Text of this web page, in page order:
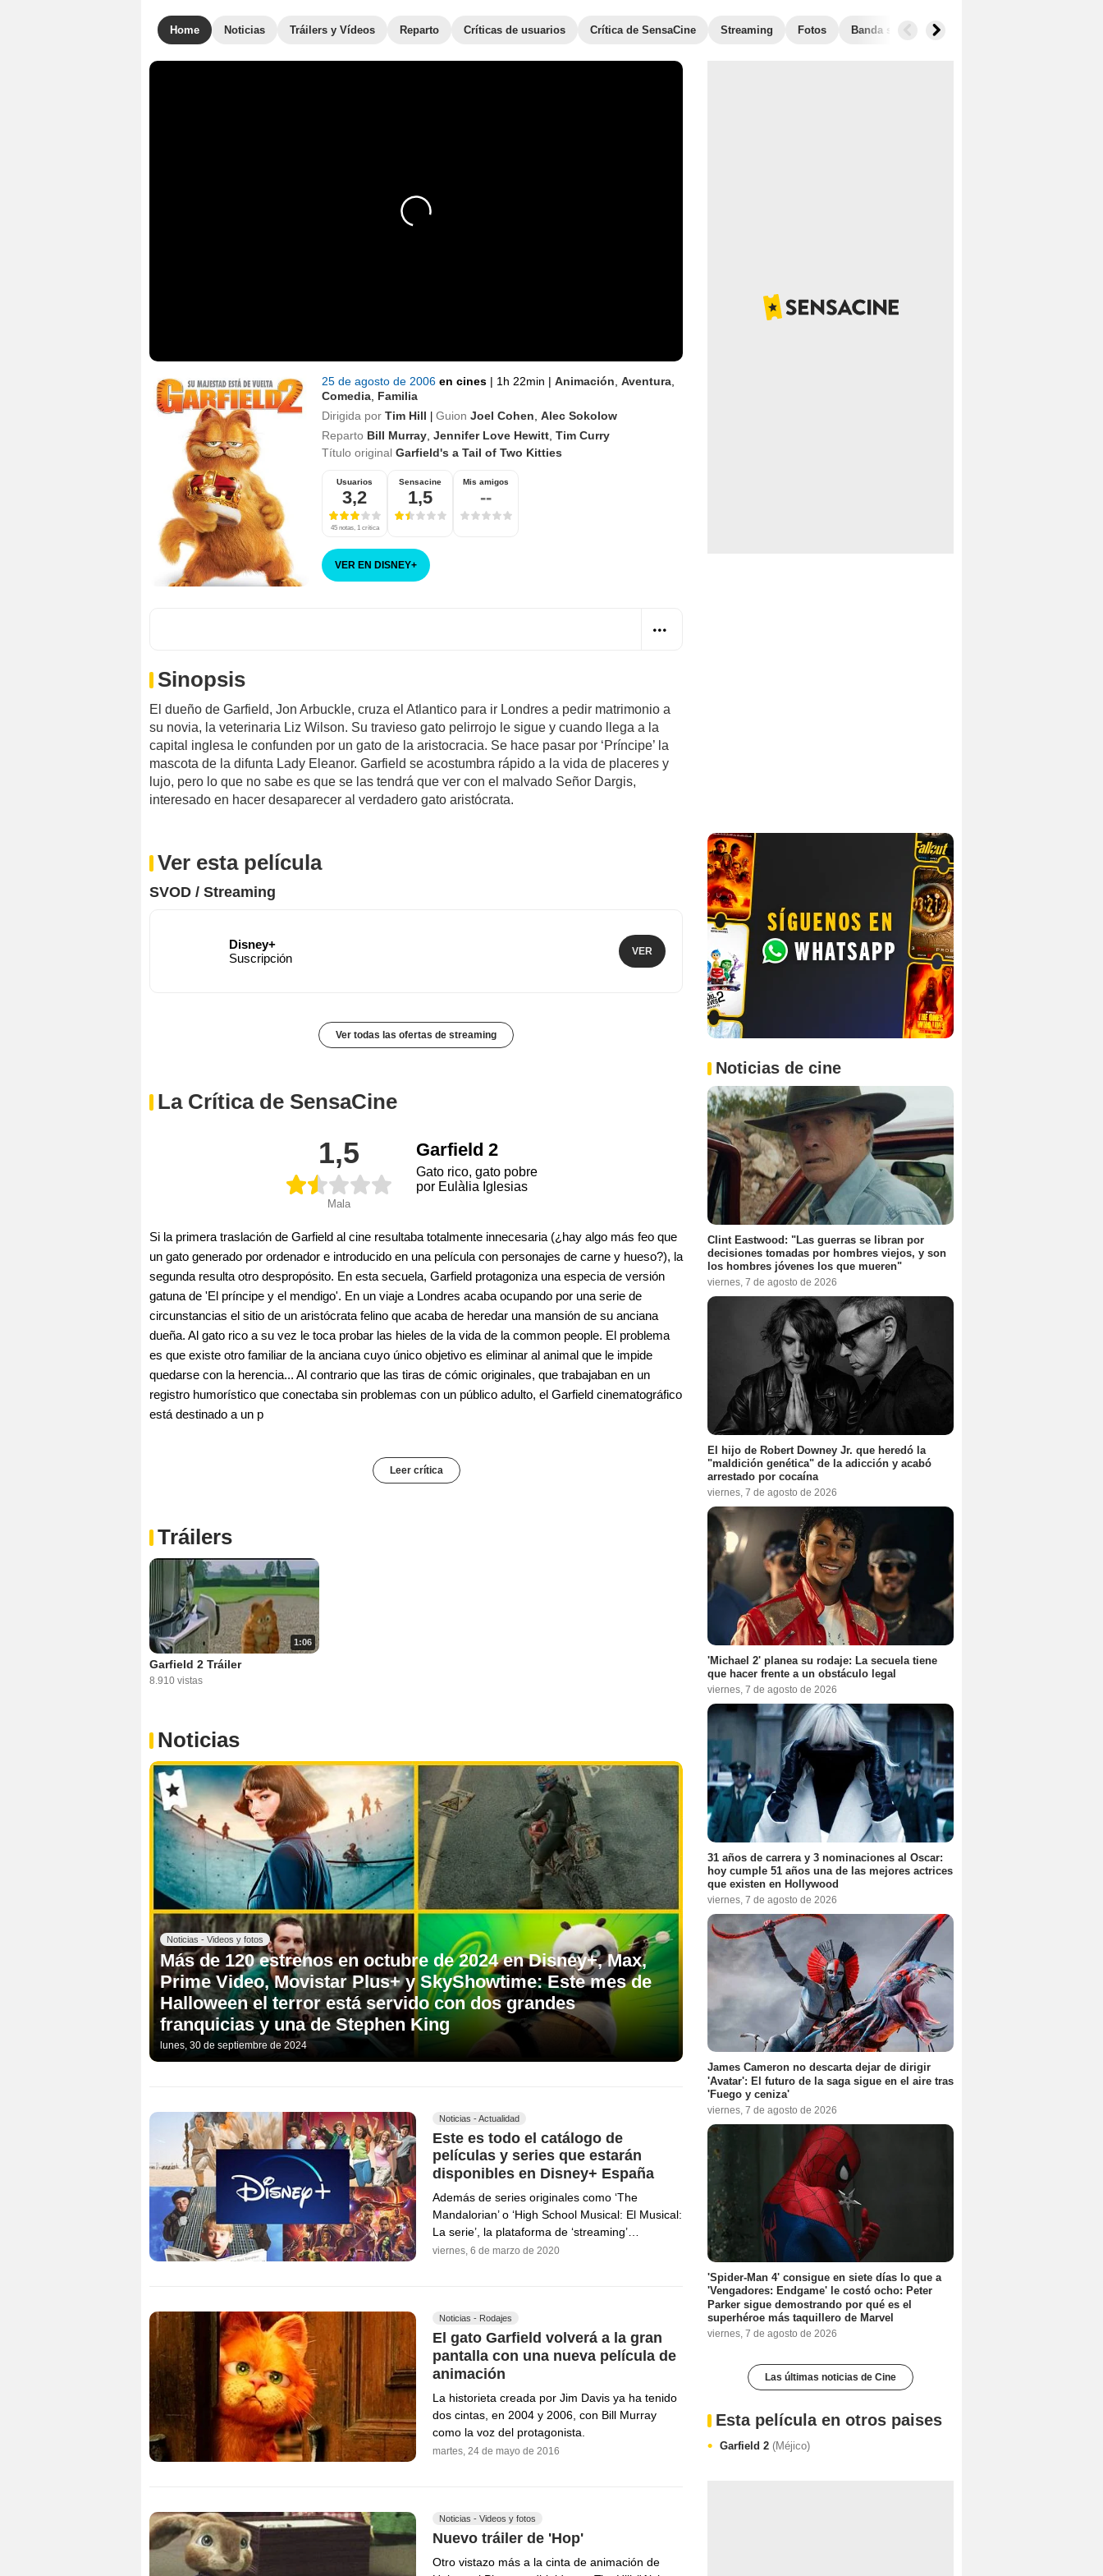
Home Noticias Tráilers y Vídeos Reparto Críticas de usuarios Crítica de SensaCine Streaming Fotos Banda sonora
25 de agosto de 2006 en cines | 1h 22min | Animación Aventura
Comedia Familia
Dirigida por Tim Hill | Guion Joel Cohen Alec Sokolow
Reparto Bill Murray Jennifer Love Hewitt Tim Curry
Título original Garfield's a Tail of Two Kitties
Usuarios
3,2
45 notas, 1 crítica
Sensacine
1,5
Mis amigos
--
VER EN DISNEY+
Sinopsis
El dueño de Garfield, Jon Arbuckle, cruza el Atlantico para ir Londres a pedir matrimonio a
su novia, la veterinaria Liz Wilson. Su travieso gato pelirrojo le sigue y cuando llega a la
capital inglesa le confunden por un gato de la aristocracia. Se hace pasar por ‘Príncipe’ la
mascota de la difunta Lady Eleanor. Garfield se acostumbra rápido a la vida de placeres y
lujo, pero lo que no sabe es que se las tendrá que ver con el malvado Señor Dargis,
interesado en hacer desaparecer al verdadero gato aristócrata.
Ver esta película
SVOD / Streaming
Disney+
Suscripción
VER
Ver todas las ofertas de streaming
La Crítica de SensaCine
1,5
Mala
Garfield 2
Gato rico, gato pobre
por Eulàlia Iglesias
Si la primera traslación de Garfield al cine resultaba totalmente innecesaria (¿hay algo más feo que
un gato generado por ordenador e introducido en una película con personajes de carne y hueso?), la
segunda resulta otro despropósito. En esta secuela, Garfield protagoniza una especia de versión
gatuna de 'El príncipe y el mendigo'. En un viaje a Londres acaba ocupando por una serie de
circunstancias el sitio de un aristócrata felino que acaba de heredar una mansión de su anciana
dueña. Al gato rico a su vez le toca probar las hieles de la vida de la common people. El problema
es que existe otro familiar de la anciana cuyo único objetivo es eliminar al animal que le impide
quedarse con la herencia... Al contrario que las tiras de cómic originales, que trabajaban en un
registro humorístico que conectaba sin problemas con un público adulto, el Garfield cinematográfico
está destinado a un p
Leer crítica
Tráilers
1:06
Garfield 2 Tráiler
8.910 vistas
Noticias
Noticias - Videos y fotos
Más de 120 estrenos en octubre de 2024 en Disney+, Max,
Prime Video, Movistar Plus+ y SkyShowtime: Este mes de
Halloween el terror está servido con dos grandes
franquicias y una de Stephen King
lunes, 30 de septiembre de 2024
Noticias - Actualidad
Este es todo el catálogo de
películas y series que estarán
disponibles en Disney+ España
Además de series originales como ‘The
Mandalorian’ o ‘High School Musical: El Musical:
La serie’, la plataforma de ‘streaming’…
viernes, 6 de marzo de 2020
Noticias - Rodajes
El gato Garfield volverá a la gran
pantalla con una nueva película de
animación
La historieta creada por Jim Davis ya ha tenido
dos cintas, en 2004 y 2006, con Bill Murray
como la voz del protagonista.
martes, 24 de mayo de 2016
Noticias - Videos y fotos
Nuevo tráiler de 'Hop'
Otro vistazo más a la cinta de animación de
Noticias de cine
Clint Eastwood: "Las guerras se libran por
decisiones tomadas por hombres viejos, y son
los hombres jóvenes los que mueren"
viernes, 7 de agosto de 2026
El hijo de Robert Downey Jr. que heredó la
"maldición genética" de la adicción y acabó
arrestado por cocaína
viernes, 7 de agosto de 2026
'Michael 2' planea su rodaje: La secuela tiene
que hacer frente a un obstáculo legal
viernes, 7 de agosto de 2026
31 años de carrera y 3 nominaciones al Oscar:
hoy cumple 51 años una de las mejores actrices
que existen en Hollywood
viernes, 7 de agosto de 2026
James Cameron no descarta dejar de dirigir
'Avatar': El futuro de la saga sigue en el aire tras
'Fuego y ceniza'
viernes, 7 de agosto de 2026
'Spider-Man 4' consigue en siete días lo que a
'Vengadores: Endgame' le costó ocho: Peter
Parker sigue demostrando por qué es el
superhéroe más taquillero de Marvel
viernes, 7 de agosto de 2026
Las últimas noticias de Cine
Esta película en otros paises
Garfield 2 (Méjico)